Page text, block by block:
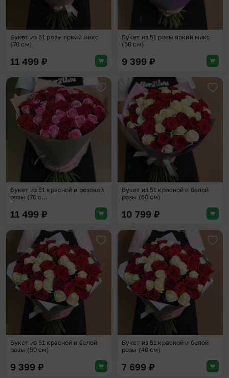
Букет из 51 розы яркий микс
(70 см)
11 499 ₽
Букет из 51 розы яркий микс
(50 см)
9 399 ₽
Добавить в избранное
Букет из 51 красной и розовой
розы (70 с...
11 499 ₽
Букет из 51 красной и белой
розы (60 см)
10 799 ₽
Добавить в избранное
Букет из 51 красной и белой
розы (50 см)
9 399 ₽
Букет из 51 красной и белой
розы (40 см)
7 699 ₽